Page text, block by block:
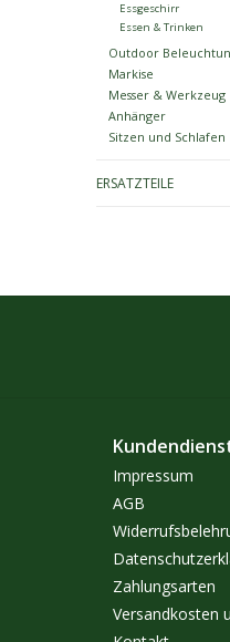
Essgeschirr
Essen & Trinken
Outdoor
Markise
Messer & Werkzeug
Anhänger
Sitzen und Schlafen
ERSATZTEILE
Impressum
AGB
Zahlungsarten
Versandkosten